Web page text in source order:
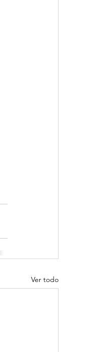
Ver todo